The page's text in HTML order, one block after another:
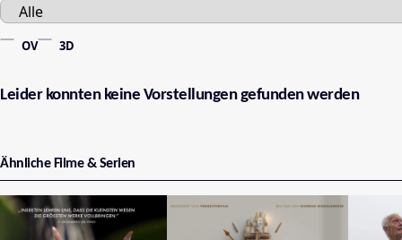
OV 3D
Leider konnten keine Vorstellungen gefunden werden
Ähnliche Filme & Serien